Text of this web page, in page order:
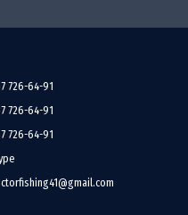
726-64-91
726-64-91
726-64-91